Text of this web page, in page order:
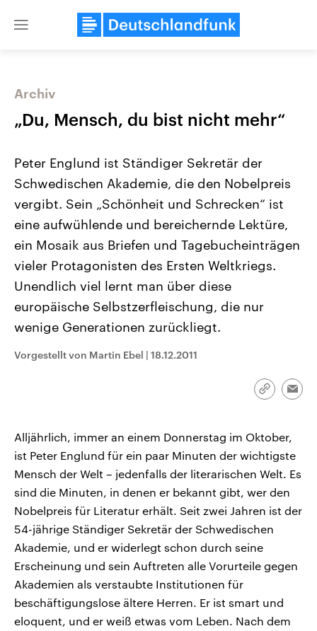
Close
Landtagswahl Sachsen-Anhalt
2026
Alle Informationen
Sachsen-Anhalt wählt am 6.
September 2026 einen neuen
Landtag. Seit 2021 wird das
Bundesland von einer Koalition aus
CDU, SPD und FDP regiert.-
Umfragen, Prognosen,
Wahlprogramme, aktuelle Berichte
und Hintergründe zu den Parteien
USA
Aktuelle Beiträge,
Hintergründe
Wirtschaftlich und
gehören die Vereinigten
den mächtigsten Ländern
mit großem Einfluss auf
aktuelle Weltgeschehen.
Sendungen Programm Podcasts
Archiv
„Du, Mensch, du bist nicht mehr“
Peter Englund ist Ständiger Sekretär der
Schwedischen Akademie, die den Nobelpreis
vergibt. Sein „Schönheit und Schrecken“ ist
eine aufwühlende und bereichernde Lektüre,
ein Mosaik aus Briefen und Tagebucheinträgen
vieler Protagonisten des Ersten Weltkriegs.
Unendlich viel lernt man über diese
europäische Selbstzerfleischung, die nur
wenige Generationen zurückliegt.
Vorgestellt von Martin Ebel | 18.12.2011
Link
Alljährlich, immer an einem Donnerstag im Oktober,
ist Peter Englund für ein paar Minuten der wichtigste
Mensch der Welt – jedenfalls der literarischen Welt. Es
sind die Minuten, in denen er bekannt gibt, wer den
Nobelpreis für Literatur erhält. Seit zwei Jahren ist der
54-jährige Ständiger Sekretär der Schwedischen
Akademie, und er widerlegt schon durch seine
Erscheinung und sein Auftreten alle Vorurteile gegen
Akademien als verstaubte Institutionen für
beschäftigungslose ältere Herren. Er ist smart und
eloquent, und er weiß etwas vom Leben. Nach dem